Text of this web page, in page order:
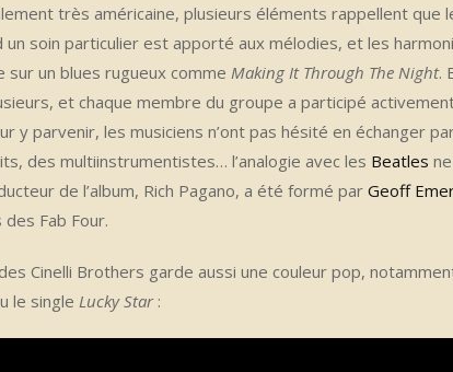
très américaine, plusieurs éléments rappellent que
soin particulier est apporté aux mélodies, et les
un blues rugueux comme Making It Through The Night.
et chaque membre du groupe a participé
y parvenir, les musiciens n’ont pas hésité en échanger
des multiinstrumentistes… l’analogie avec les Beatles
de l’album, Rich Pagano, a été formé par Geoff
Fab Four.
Cinelli Brothers garde aussi une couleur pop,
le single Lucky Star: